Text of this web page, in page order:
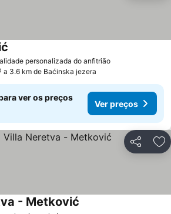
personalizada do anfitrião
a 3.6 km de Baćinska jezera
ver os preços
Ver preços
Partilhar
- Metković